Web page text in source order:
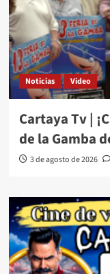
Noticias Video
Cartaya Tv |
de la Gamba
3 de agosto de 2026